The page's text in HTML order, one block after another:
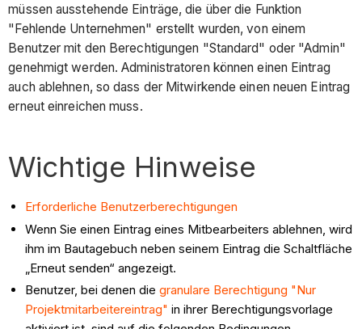
müssen ausstehende Einträge, die über die Funktion
"Fehlende Unternehmen" erstellt wurden, von einem
Benutzer mit den Berechtigungen "Standard" oder "Admin"
genehmigt werden. Administratoren können einen Eintrag
auch ablehnen, so dass der Mitwirkende einen neuen Eintrag
erneut einreichen muss.
Wichtige Hinweise
Erforderliche Benutzerberechtigungen
Wenn Sie einen Eintrag eines Mitbearbeiters ablehnen, wird
ihm im Bautagebuch neben seinem Eintrag die Schaltfläche
„Erneut senden“ angezeigt.
Benutzer, bei denen diegranulare Berechtigung "Nur
Projektmitarbeitereintrag" in ihrer Berechtigungsvorlage